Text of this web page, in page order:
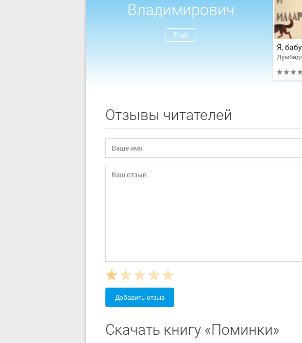
Владимирович
Ещё
Отзывы читателей
Добавить отзыв
Скачать книгу «Поминки»